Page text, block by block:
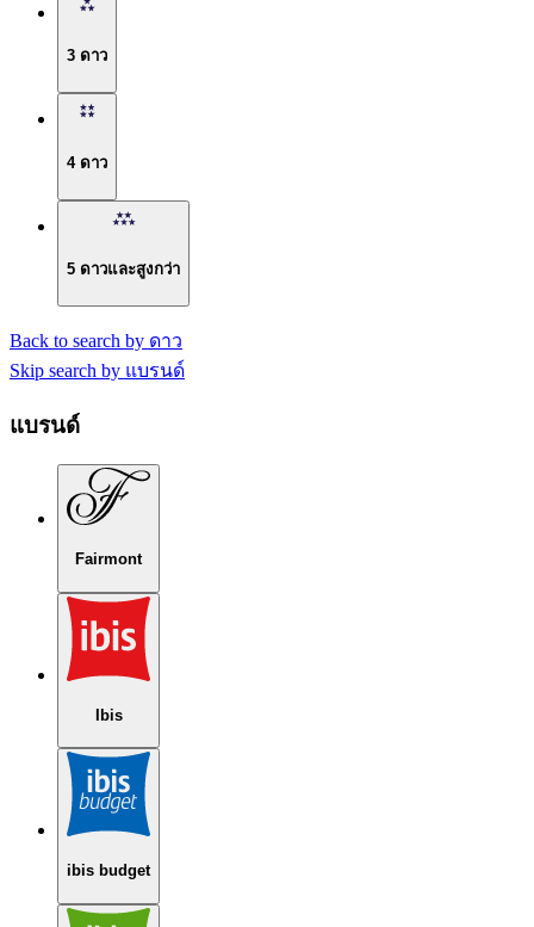
3 ดาว
4 ดาว
5 ดาวและสูงกว่า
Back to search by ดาว
Skip search by แบรนด์
แบรนด์
Fairmont
Ibis
ibis budget